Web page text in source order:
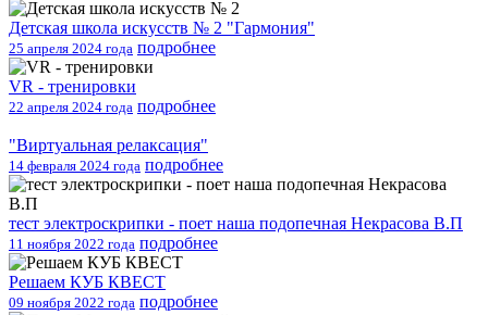
Детская школа искусств № 2 "Гармония"
25 апреля 2024 года подробнее
VR - тренировки
22 апреля 2024 года подробнее
"Виртуальная релаксация"
14 февраля 2024 года подробнее
тест электроскрипки - поет наша подопечная Некрасова В.П
11 ноября 2022 года подробнее
Решаем КУБ КВЕСТ
09 ноября 2022 года подробнее